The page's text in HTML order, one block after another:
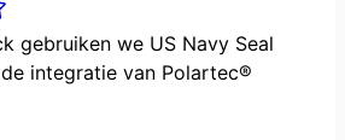
gebruiken we US Navy Seal
integratie van Polartec®